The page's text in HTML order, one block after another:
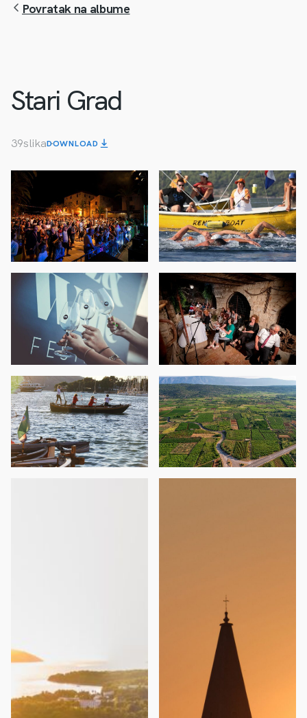
Povratak na albume
Stari Grad
39slikaDOWNLOAD